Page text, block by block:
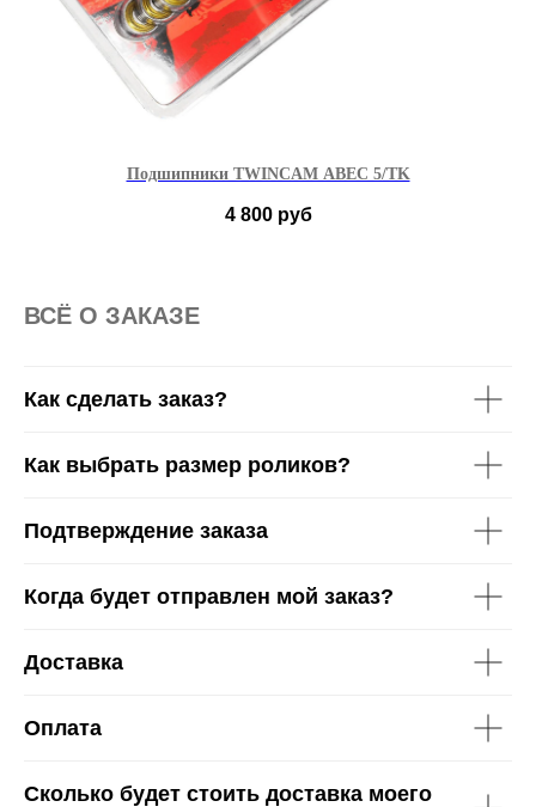
Подшипники TWINCAM ABEC 5/TK
4 800 руб
ВСË О ЗАКАЗЕ
Как сделать заказ?
Как выбрать размер роликов?
Подтверждение заказа
Когда будет отправлен мой заказ?
Доставка
Оплата
Сколько будет стоить доставка моего